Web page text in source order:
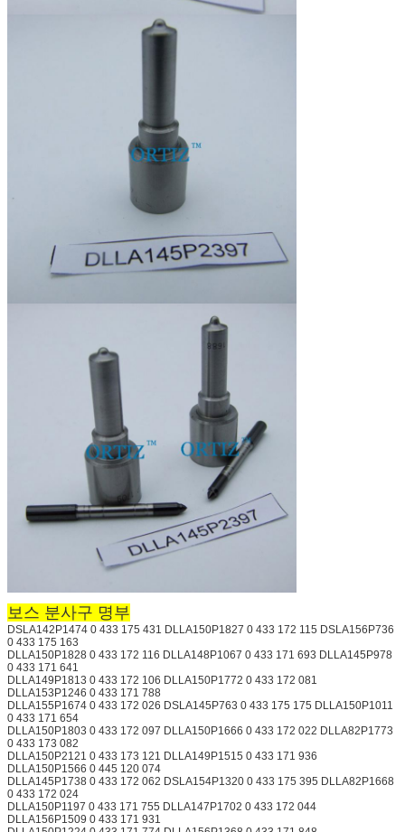
보스 분사구 명부
DSLA142P1474 0 433 175 431 DLLA150P1827 0 433 172 115 DSLA156P736
0 433 175 163
DLLA150P1828 0 433 172 116 DLLA148P1067 0 433 171 693 DLLA145P978
0 433 171 641
DLLA149P1813 0 433 172 106 DLLA150P1772 0 433 172 081
DLLA153P1246 0 433 171 788
DLLA155P1674 0 433 172 026 DSLA145P763 0 433 175 175 DLLA150P1011
0 433 171 654
DLLA150P1803 0 433 172 097 DLLA150P1666 0 433 172 022 DLLA82P1773
0 433 173 082
DLLA150P2121 0 433 173 121 DLLA149P1515 0 433 171 936
DLLA150P1566 0 445 120 074
DLLA145P1738 0 433 172 062 DSLA154P1320 0 433 175 395 DLLA82P1668
0 433 172 024
DLLA150P1197 0 433 171 755 DLLA147P1702 0 433 172 044
DLLA156P1509 0 433 171 931